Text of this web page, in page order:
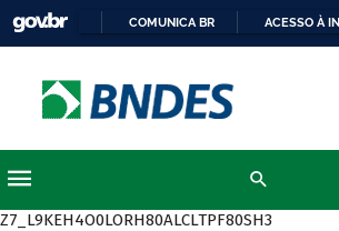
COMUNICA BR ACESSO À
Z7_L9KEH4O0LORH80ALCLTPF80SH3